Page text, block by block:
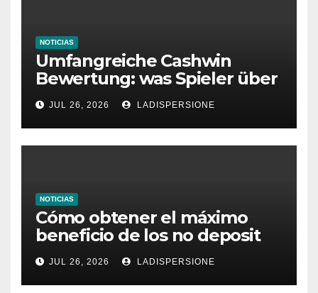
NOTICIAS
Umfangreiche Cashwin
Bewertung: was Spieler über
dieses Casino denken
JUL 26, 2026 LADISPERSIONE
NOTICIAS
Cómo obtener el máximo
beneficio de los no deposit
bonus codes de roby casino
JUL 26, 2026 LADISPERSIONE